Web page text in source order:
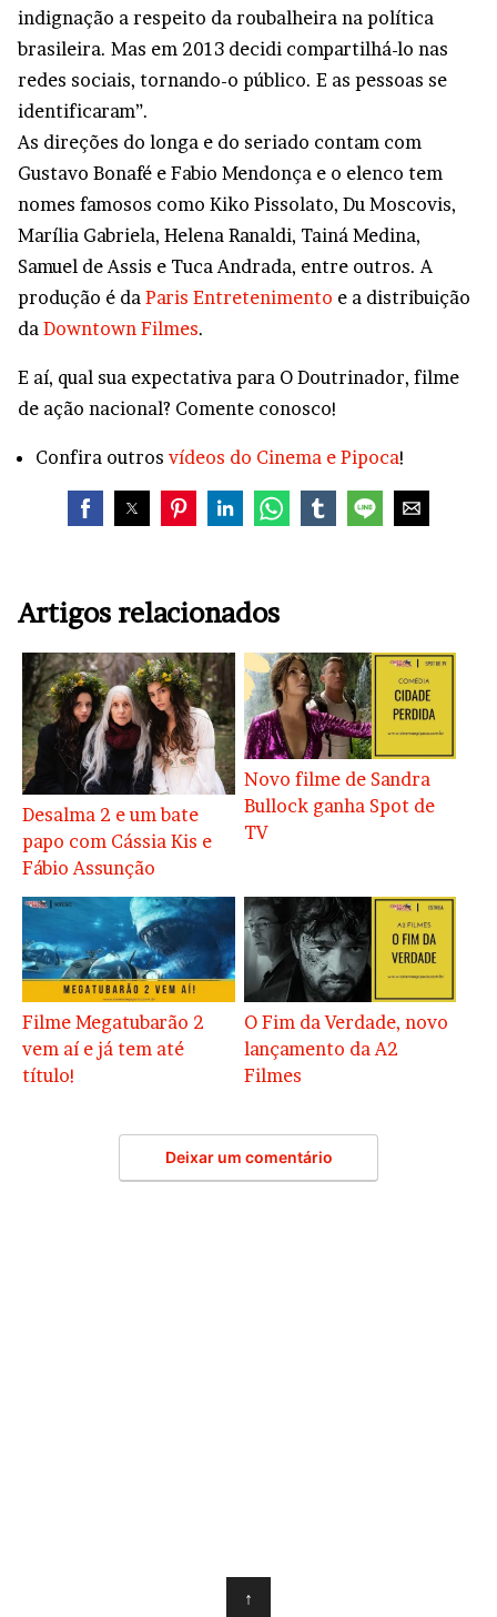
indignação a respeito da roubalheira na política
brasileira. Mas em 2013 decidi compartilhá-lo nas
redes sociais, tornando-o público. E as pessoas se
identificaram”.
As direções do longa e do seriado contam com
Gustavo Bonafé e Fabio Mendonça e o elenco tem
nomes famosos como Kiko Pissolato, Du Moscovis,
Marília Gabriela, Helena Ranaldi, Tainá Medina,
Samuel de Assis e Tuca Andrada, entre outros. A
produção é da Paris Entretenimento e a distribuição
da Downtown Filmes.
E aí, qual sua expectativa para O Doutrinador, filme
de ação nacional? Comente conosco!
Confira outros vídeos do Cinema e Pipoca!
Artigos relacionados
Desalma 2 e um bate
papo com Cássia Kis e
Fábio Assunção
Novo filme de Sandra
Bullock ganha Spot de
TV
Filme Megatubarão 2
vem aí e já tem até
título!
O Fim da Verdade, novo
lançamento da A2
Filmes
Deixar um comentário
↑